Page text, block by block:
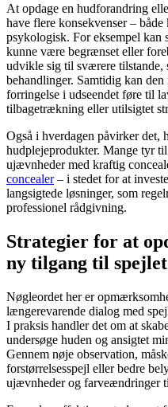
At opdage en hudforandring
have flere konsekvenser –
psykologisk. For eksempel kan
kunne være begrænset eller
udvikle sig til sværere
behandlinger. Samtidig kan
forringelse i udseendet føre til
tilbagetrækning eller utilsigtet
Også i hverdagen påvirker
hudplejeprodukter. Mange tyr
ujævnheder med kraftig
concealer– i stedet for at
langsigtede løsninger, som
professionel rådgivning.
Strategier for at
ny tilgang til spejlet
Nøgleordet her er
længerevarende dialog med
I praksis handler det om at
undersøge huden og ansigtet
Gennem nøje observation,
forstørrelsesspejl eller bedre
ujævnheder og farveændringer